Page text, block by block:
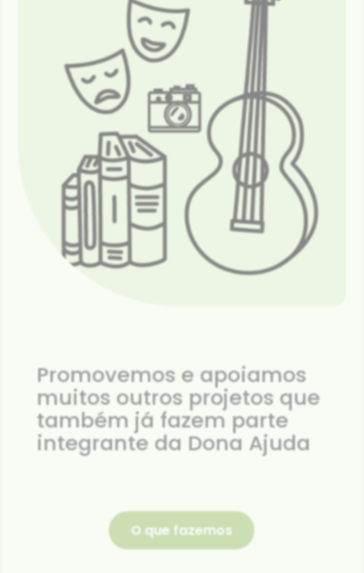
Promovemos e apoiamos
muitos outros projetos que
também já fazem parte
integrante da Dona Ajuda
O que fazemos